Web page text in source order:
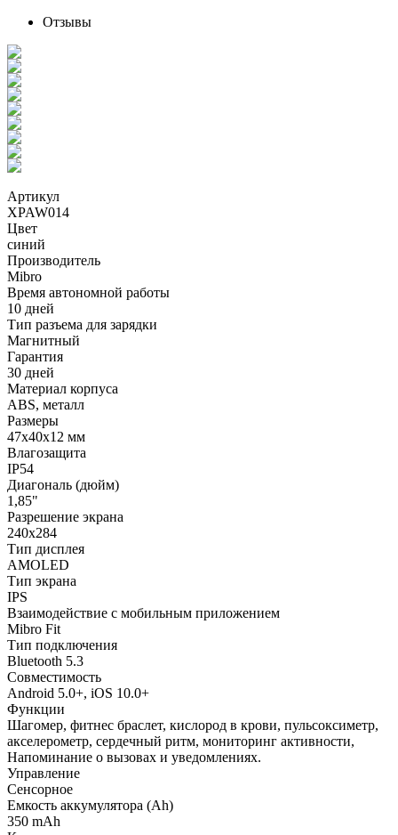
Отзывы
Артикул
XPAW014
Цвет
синий
Производитель
Mibro
Время автономной работы
10 дней
Тип разъема для зарядки
Магнитный
Гарантия
30 дней
Материал корпуса
ABS, металл
Размеры
47х40х12 мм
Влагозащита
IP54
Диагональ (дюйм)
1,85"
Разрешение экрана
240x284
Тип дисплея
AMOLED
Тип экрана
IPS
Взаимодействие с мобильным приложением
Mibro Fit
Тип подключения
Bluetooth 5.3
Совместимость
Android 5.0+, iOS 10.0+
Функции
Шагомер, фитнес браслет, кислород в крови, пульсоксиметр,
акселерометр, сердечный ритм, мониторинг активности,
Напоминание о вызовах и уведомлениях.
Управление
Сенсорное
Емкость аккумулятора (Ah)
350 mAh